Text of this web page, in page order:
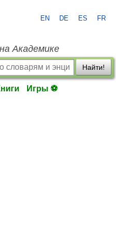
EN DE ES FR
Академике
Найти!
Игры ⚽